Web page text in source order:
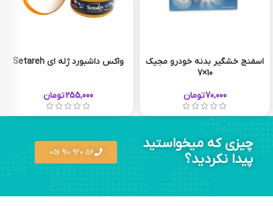
اسفنج خشگیر بدنه خودرو مجیک
10×7
70,000تومان
واکس داشبورد ژله ای Setareh
255,000تومان
چیزی که میخواستید
پیدا نکردید؟
56 920 910 051